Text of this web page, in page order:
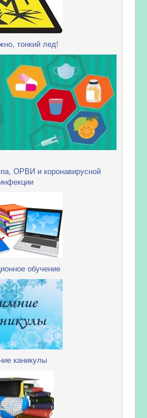
тонкий лед!
ОРВИ и коронавирусной
инфекции
обучение
каникулы